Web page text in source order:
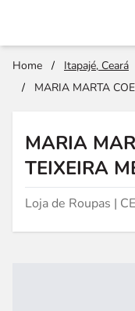
Home / Itapajé, Ceará
/
MARIA MARTA
MARIA
TEIXEIRA
Loja de Roupas |